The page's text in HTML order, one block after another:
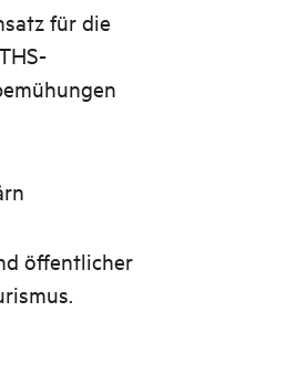
für die
öffentlicher